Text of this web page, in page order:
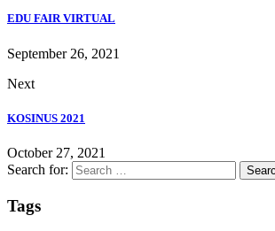
EDU FAIR VIRTUAL
September 26, 2021
Next
KOSINUS 2021
October 27, 2021
Search for:
Tags